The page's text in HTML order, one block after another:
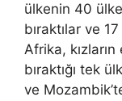
ülkenin 40
bıraktılar ve
Afrika,
bıraktığı tek
ve